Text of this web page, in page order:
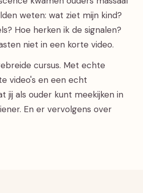
weten: wat ziet mijn kind?
Hoe herken ik de signalen?
niet in een korte video.
cursus. Met echte
video's en een echt
jij als ouder kunt meekijken in
En er vervolgens over